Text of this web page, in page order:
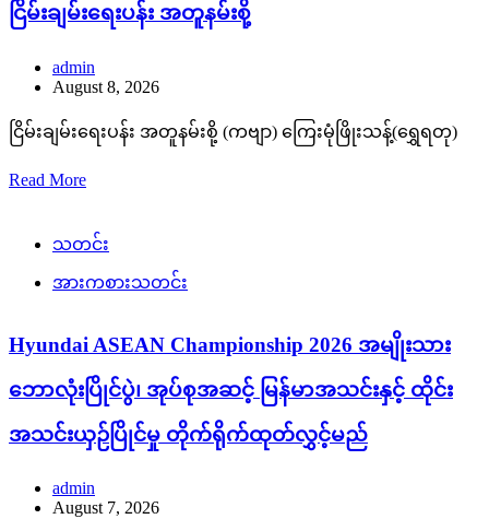
ငြိမ်းချမ်းရေးပန်း အတူနမ်းစို့
admin
August 8, 2026
ငြိမ်းချမ်းရေးပန်း အတူနမ်းစို့ (ကဗျာ) ကြေးမုံဖြိုးသန့်(ရွှေရတု)
Read More
သတင်း
အားကစားသတင်း
Hyundai ASEAN Championship 2026 အမျိုးသား
ဘောလုံးပြိုင်ပွဲ၊ အုပ်စုအဆင့် မြန်မာအသင်းနှင့် ထိုင်း
အသင်းယှဉ်ပြိုင်မှု တိုက်ရိုက်ထုတ်လွှင့်မည်
admin
August 7, 2026